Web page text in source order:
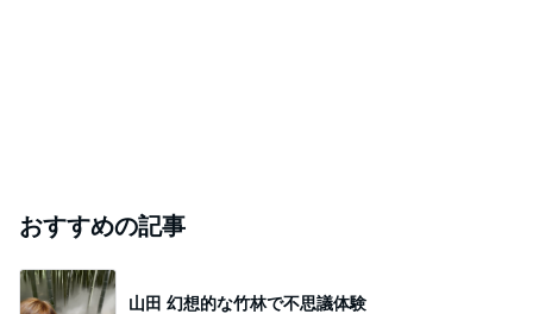
おすすめの記事
山田 幻想的な竹林で不思議体験